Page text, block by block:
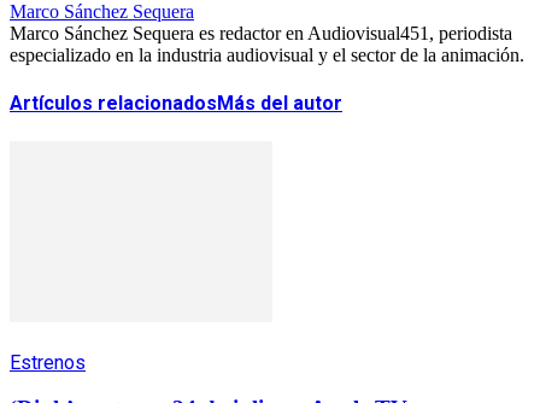
Marco Sánchez Sequera
Marco Sánchez Sequera es redactor en Audiovisual451, periodista
especializado en la industria audiovisual y el sector de la animación.
Artículos relacionados Más del autor
Estrenos